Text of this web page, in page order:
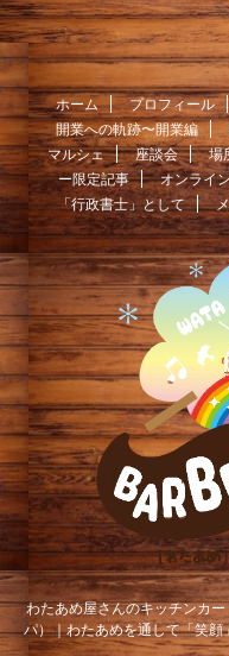
ホーム プロフィール
開業への軌跡〜開業編
マルシェ
座談会 場
ー限定記事
オンライ
「行政書士」として
わたあめ屋さんのキッチンカ
パ）｜わたあめを通して「笑